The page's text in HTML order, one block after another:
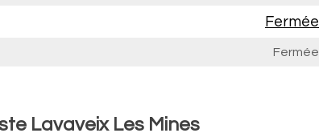
Fermée
Fermée
Lavaveix Les Mines